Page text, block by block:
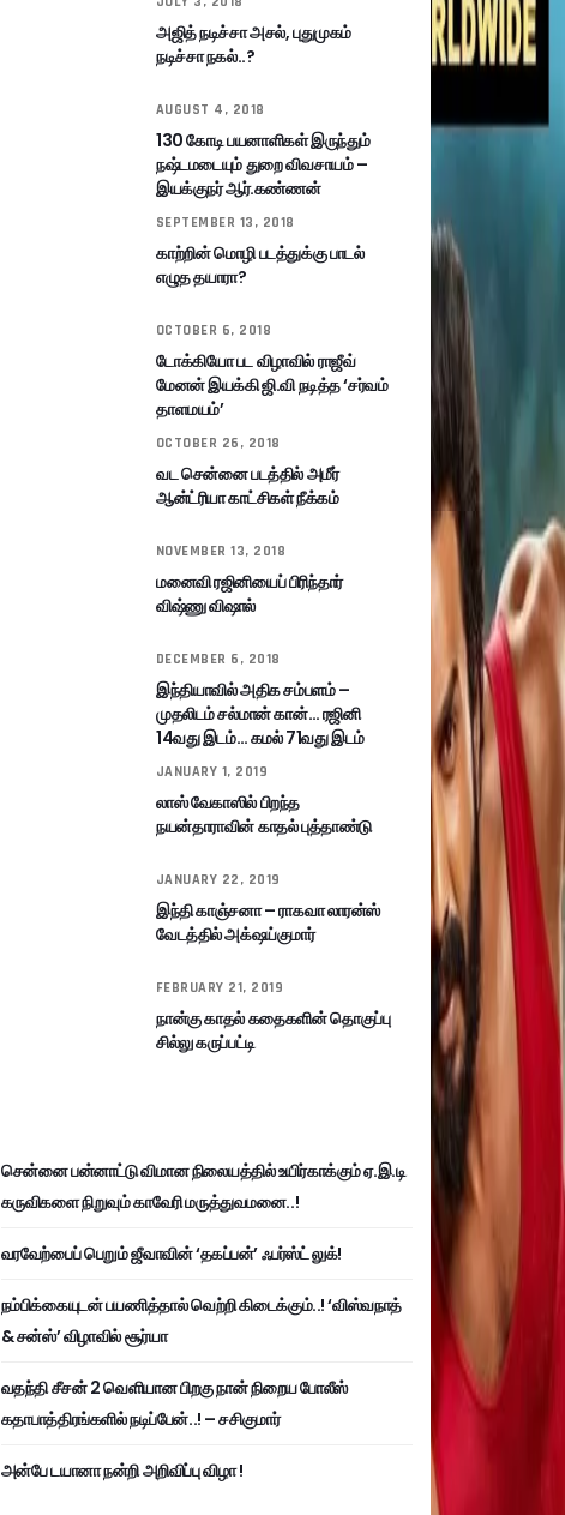
அஜித் நடிச்சா அசல், புதுமுகம்
நடிச்சா நகல்..?
AUGUST 4, 2018
130 கோடி பயனாளிகள் இருந்தும்
நஷ்டமடையும் துறை விவசாயம் –
இயக்குநர் ஆர்.கண்ணன்
SEPTEMBER 13, 2018
காற்றின் மொழி படத்துக்கு பாடல்
எழுத தயாரா?
OCTOBER 6, 2018
டோக்கியோ பட விழாவில் ராஜீவ்
மேனன் இயக்கி ஜி.வி நடித்த ‘சர்வம்
தாளமயம்’
OCTOBER 26, 2018
வட சென்னை படத்தில் அமீர்
ஆன்ட்ரியா காட்சிகள் நீக்கம்
NOVEMBER 13, 2018
மனைவி ரஜினியைப் பிரிந்தார்
விஷ்ணு விஷால்
DECEMBER 6, 2018
இந்தியாவில் அதிக சம்பளம் –
முதலிடம் சல்மான் கான்… ரஜினி
14வது இடம்… கமல் 71வது இடம்
JANUARY 1, 2019
லாஸ் வேகாஸில் பிறந்த
நயன்தாராவின் காதல் புத்தாண்டு
JANUARY 22, 2019
இந்தி காஞ்சனா – ராகவா லாரன்ஸ்
வேடத்தில் அக்‌ஷய்குமார்
FEBRUARY 21, 2019
நான்கு காதல் கதைகளின் தொகுப்பு
சில்லு கருப்பட்டி
சென்னை பன்னாட்டு விமான நிலையத்தில் உயிர்காக்கும் ஏ.இ.டி
கருவிகளை நிறுவும் காவேரி மருத்துவமனை..!
வரவேற்பைப் பெறும் ஜீவாவின் ‘தகப்பன்’ ஃபர்ஸ்ட் லுக்!
நம்பிக்கையுடன் பயணித்தால் வெற்றி கிடைக்கும்..! ‘விஸ்வநாத்
& சன்ஸ்’ விழாவில் சூர்யா
வதந்தி சீசன் 2 வெளியான பிறகு நான் நிறைய போலீஸ்
கதாபாத்திரங்களில் நடிப்பேன்..! – சசிகுமார்
அன்பே டயானா நன்றி அறிவிப்பு விழா !